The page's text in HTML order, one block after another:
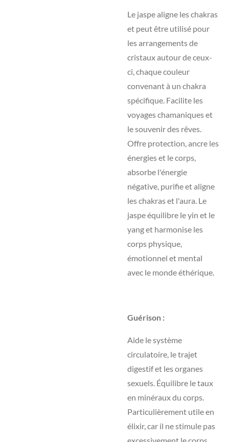
Le jaspe aligne les chakras
et peut être utilisé pour
les arrangements de
cristaux autour de ceux-
ci, chaque couleur
convenant à un chakra
spécifique. Facilite les
voyages chamaniques et
le souvenir des rêves.
Offre protection, ancre les
énergies et le corps,
absorbe l'énergie
négative, purifie et aligne
les chakras et l'aura. Le
jaspe équilibre le yin et le
yang et harmonise les
corps physique,
émotionnel et mental
avec le monde éthérique.
Guérison :
Aide le système
circulatoire, le trajet
digestif et les organes
sexuels. Équilibre le taux
en minéraux du corps.
Particulièrement utile en
élixir, car il ne stimule pas